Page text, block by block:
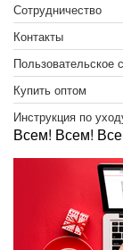
Сотрудничество
Контакты
Пользовательское
Купить оптом
Инструкция по
Всем! Всем!